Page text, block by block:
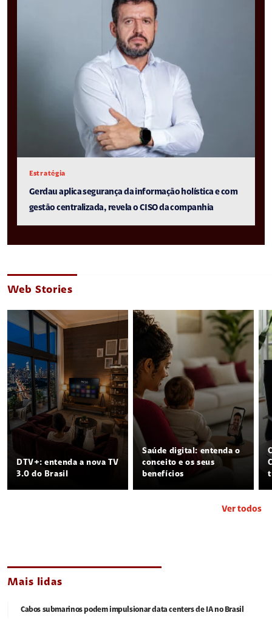
Estratégia
Gerdau aplica segurança da informação holística e com
gestão centralizada, revela o CISO da companhia
Web Stories
DTV+: entenda a nova TV
3.0 do Brasil
Saúde digital: entenda o
conceito e os seus
benefícios
Ver todos
Mais lidas
Cabos submarinos podem impulsionar data centers de IA no Brasil